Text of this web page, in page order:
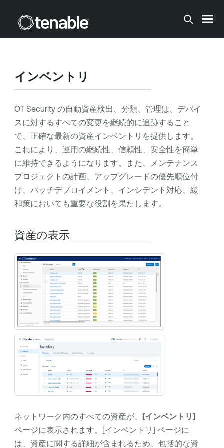
メインコンテンツに移動する
インベントリ
OT Securityの自動資産検出、分類、管理は、デバイ
スに対するすべての変更を継続的に追跡すること
で、正確な最新の資産インベントリを提供します。
これにより、運用の継続性、信頼性、安全性を簡単
に維持できるようになります。また、メンテナンス
プロジェクトの計画、アップグレードの優先順位付
け、パッチデプロイメント、インシデント対応、緩
和策においても重要な役割を果たします。
資産の表示
ネットワーク内のすべての資産が、 [インベントリ]
ページに表示されます。[インベントリ] ページに
は、資産に関する詳細が含まれるため、包括的な資